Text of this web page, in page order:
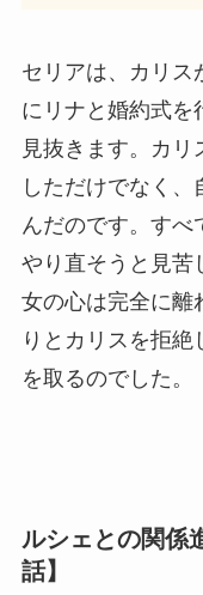
セリアは、カリス
にリナと婚約式を
見抜きます。カ
しただけでなく
んだのです。すべ
やり直そうと見苦
女の心は完全に離
りとカリスを拒
を取るのでした。
ルシェとの関係
話】